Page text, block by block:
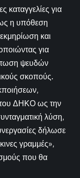
καταγγελίες για
η υπόθεση
και
για
ψευδών
σκοπούς.
του ΔΗΚΟ ως την
λύση,
δήλωσε
γραμμές»,
που θα